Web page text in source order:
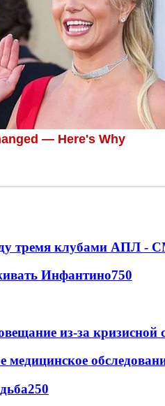
тремя клубами АПЛ -
Инфантино750
из-за кризисной
250